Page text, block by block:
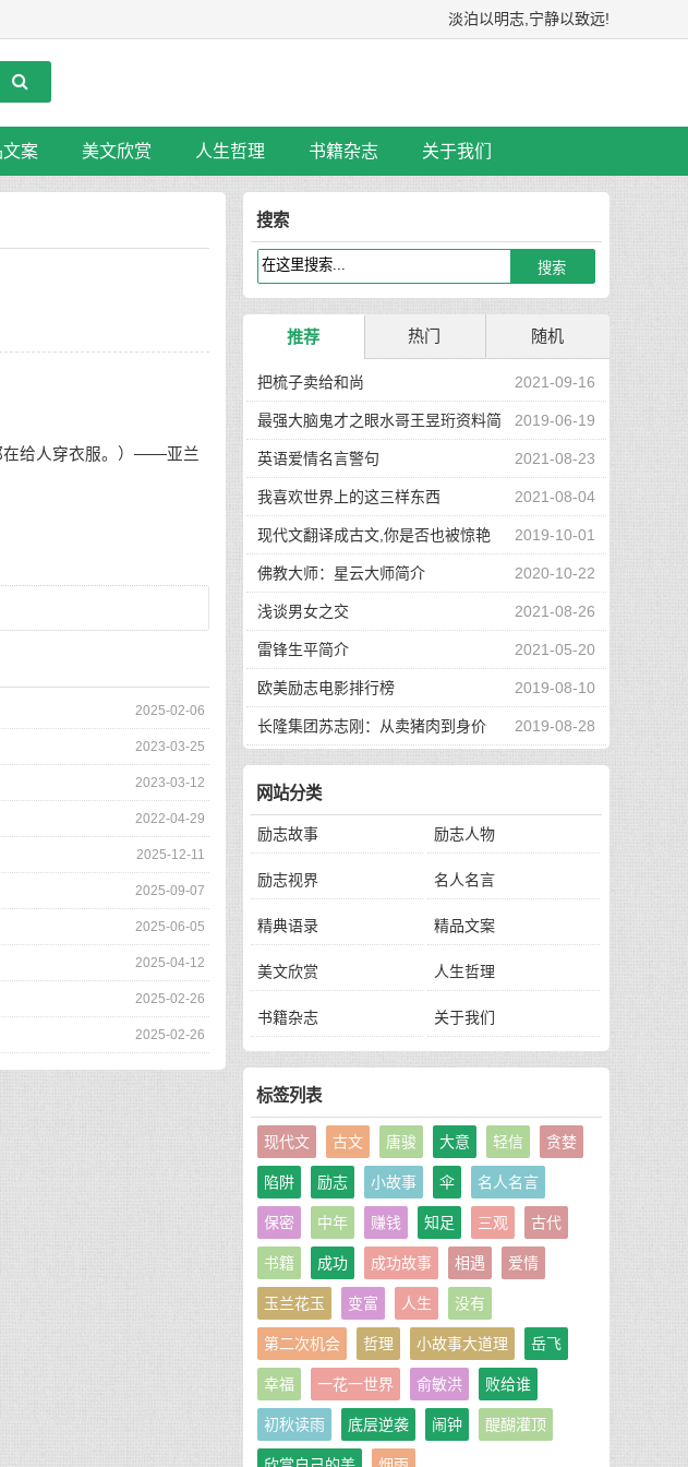
淡泊以明志,宁静以致远!
案 美文欣赏 人生哲理 书籍杂志 关于我们
在给人穿衣服。）——亚兰
2025-02-06
2023-03-25
2023-03-12
2022-04-29
2025-12-11
2025-09-07
2025-06-05
2025-04-12
2025-02-26
2025-02-26
搜索
推荐 热门 随机
2021-09-16
把梳子卖给和尚
2019-06-19
最强大脑鬼才之眼水哥王昱珩资料简
介 2021-08-23
英语爱情名言警句
2021-08-04
我喜欢世界上的这三样东西
2019-10-01
现代文翻译成古文,你是否也被惊艳
到了 2020-10-22
佛教大师：星云大师简介
2021-08-26
浅谈男女之交
2021-05-20
雷锋生平简介
2019-08-10
欧美励志电影排行榜
2019-08-28
长隆集团苏志刚：从卖猪肉到身价
130亿，他的秘诀是？
网站分类
励志故事 励志人物
励志视界 名人名言
精典语录 精品文案
美文欣赏 人生哲理
书籍杂志 关于我们
标签列表
现代文 古文 唐骏 大意 轻信 贪婪
陷阱 励志 小故事 伞 名人名言
保密 中年 赚钱 知足 三观 古代
书籍 成功 成功故事 相遇 爱情
玉兰花玉 变富 人生 没有
第二次机会 哲理 小故事大道理 岳飞
幸福 一花一世界 俞敏洪 败给谁
初秋读雨 底层逆袭 闹钟 醍醐灌顶